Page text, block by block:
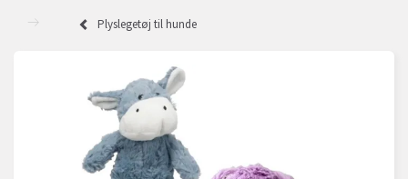
Plyslegetøj til hunde